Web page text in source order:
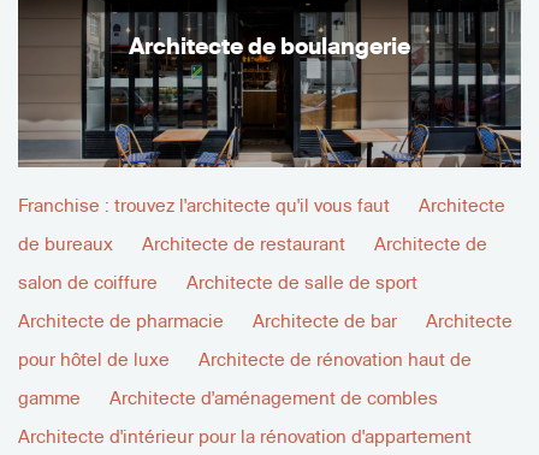
Architecte de boulangerie
Franchise : trouvez l'architecte qu'il vous faut
Architecte
de bureaux
Architecte de restaurant
Architecte de
salon de coiffure
Architecte de salle de sport
Architecte de pharmacie
Architecte de bar
Architecte
pour hôtel de luxe
Architecte de rénovation haut de
gamme
Architecte d'aménagement de combles
Architecte d'intérieur pour la rénovation d'appartement